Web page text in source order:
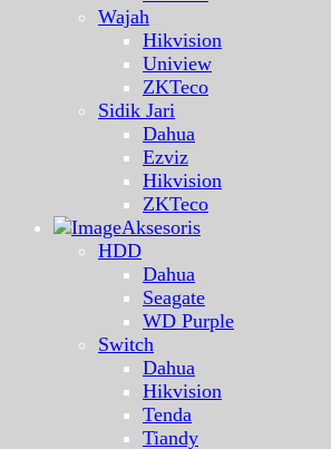
Wajah
Hikvision
Uniview
ZKTeco
Sidik Jari
Dahua
Ezviz
Hikvision
ZKTeco
Aksesoris
HDD
Dahua
Seagate
WD Purple
Switch
Dahua
Hikvision
Tenda
Tiandy